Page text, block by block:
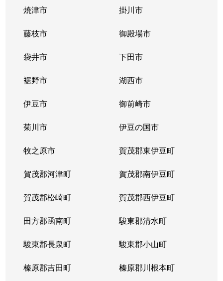
焼津市 掛川市
藤枝市 御殿場市
袋井市 下田市
裾野市 湖西市
伊豆市 御前崎市
菊川市 伊豆の国市
牧之原市 賀茂郡東伊豆町
賀茂郡河津町 賀茂郡南伊豆町
賀茂郡松崎町 賀茂郡西伊豆町
田方郡函南町 駿東郡清水町
駿東郡長泉町 駿東郡小山町
榛原郡吉田町 榛原郡川根本町